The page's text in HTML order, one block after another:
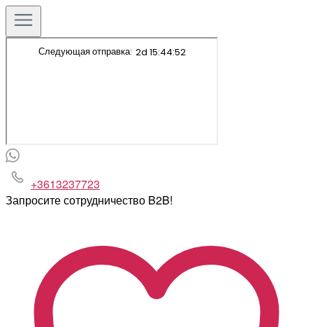
+3613237723
Запросите сотрудничество B2B!